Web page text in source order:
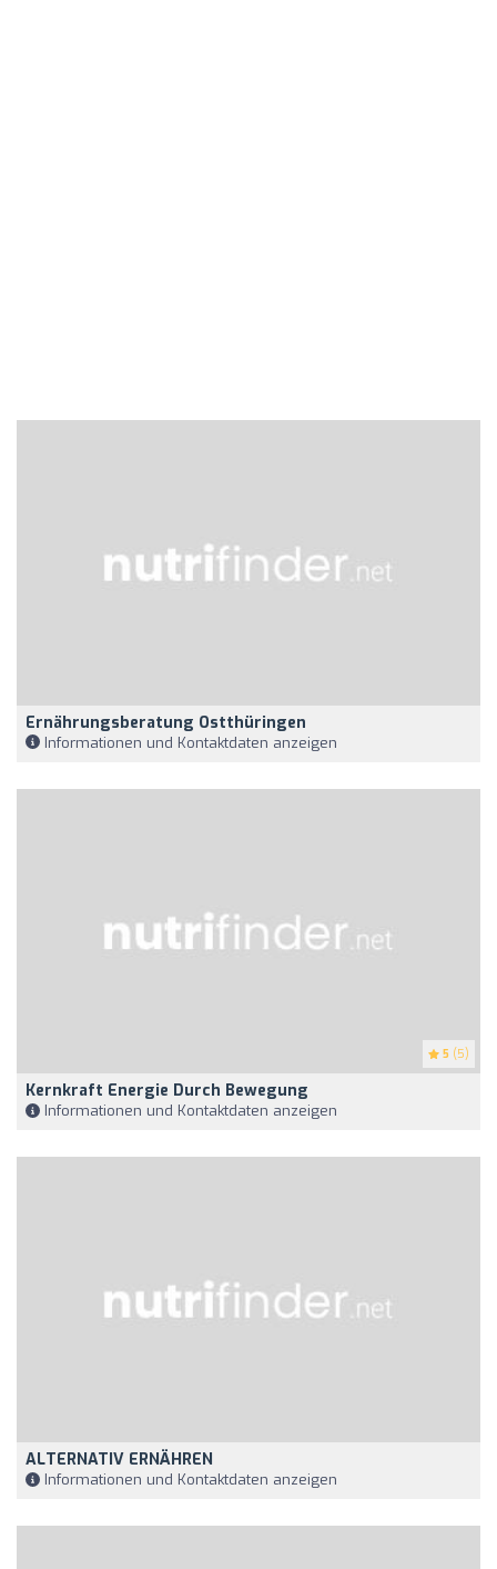
Ernährungsberatung Ostthüringen
Informationen und Kontaktdaten anzeigen
5 (5)
Kernkraft Energie Durch Bewegung
Informationen und Kontaktdaten anzeigen
ALTERNATIV ERNÄHREN
Informationen und Kontaktdaten anzeigen